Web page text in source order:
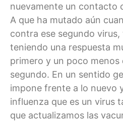
nuevamente un contacto
A que ha mutado aún
contra ese segundo virus,
teniendo una respuesta
primero y un poco
segundo. En un sentido
impone frente a lo nuevo
influenza que es un virus
que actualizamos las